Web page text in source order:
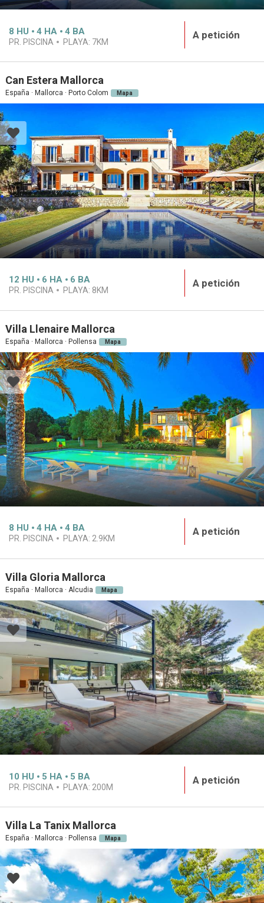
8 HU 4 HA 4 BA
PR. PISCINA PLAYA: 7KM
A petición
Can Estera Mallorca
España · Mallorca · Porto Colom Mapa
12 HU 6 HA 6 BA
PR. PISCINA PLAYA: 8KM
A petición
Villa Llenaire Mallorca
España · Mallorca · Pollensa Mapa
8 HU 4 HA 4 BA
PR. PISCINA PLAYA: 2.9KM
A petición
Villa Gloria Mallorca
España · Mallorca · Alcudia Mapa
10 HU 5 HA 5 BA
PR. PISCINA PLAYA: 200M
A petición
Villa La Tanix Mallorca
España · Mallorca · Pollensa Mapa